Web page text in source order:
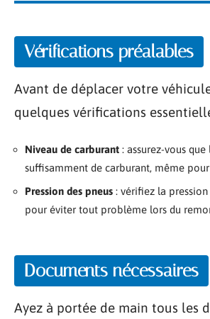
Vérifications préalables
Avant de déplacer votre
quelques vérifications
Niveau de carburant : assurez-vous
suffisamment de carburant, même
Pression des pneus : vérifiez la pression
pour éviter tout problème lors du
Documents nécessaires
Ayez à portée de main tous les